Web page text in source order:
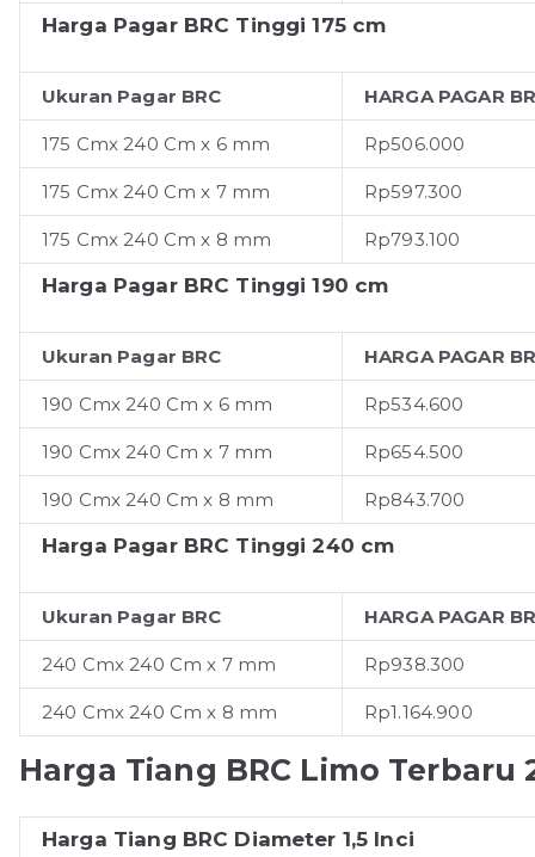
Harga Pagar BRC Tinggi 175 cm
Ukuran Pagar BRC HARGA PAGAR
175 Cmx 240 Cm x 6 mm Rp506.000
175 Cmx 240 Cm x 7 mm Rp597.300
175 Cmx 240 Cm x 8 mm Rp793.100
Harga Pagar BRC Tinggi 190 cm
Ukuran Pagar BRC HARGA PAGAR
190 Cmx 240 Cm x 6 mm Rp534.600
190 Cmx 240 Cm x 7 mm Rp654.500
190 Cmx 240 Cm x 8 mm Rp843.700
Harga Pagar BRC Tinggi 240 cm
Ukuran Pagar BRC HARGA PAGAR
240 Cmx 240 Cm x 7 mm Rp938.300
240 Cmx 240 Cm x 8 mm Rp1.164.900
Harga Tiang BRC Limo Terbaru
Harga Tiang BRC Diameter 1,5 Inci